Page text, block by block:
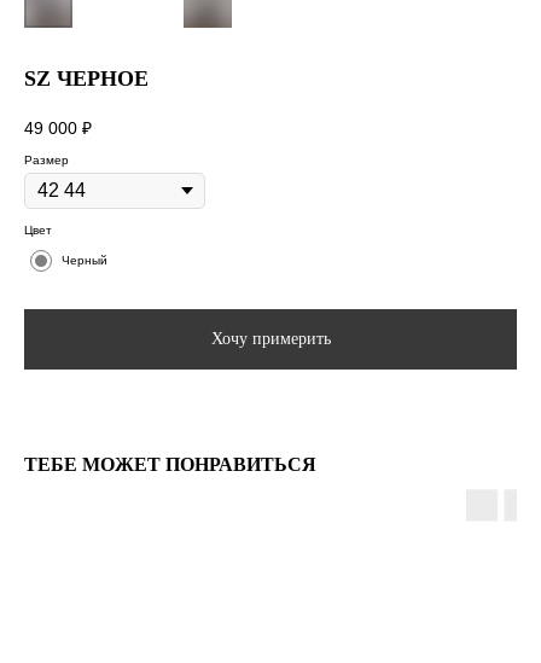
SZ ЧЕРНОЕ
49 000 ₽
Размер
Цвет
Черный
Хочу примерить
ТЕБЕ МОЖЕТ ПОНРАВИТЬСЯ